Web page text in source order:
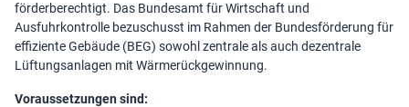
förderberechtigt. Das Bundesamt für Wirtschaft und
Ausfuhrkontrolle bezuschusst im Rahmen der Bundesförderung für
effiziente Gebäude (BEG) sowohl zentrale als auch dezentrale
Lüftungsanlagen mit Wärmerückgewinnung.
Voraussetzungen sind: